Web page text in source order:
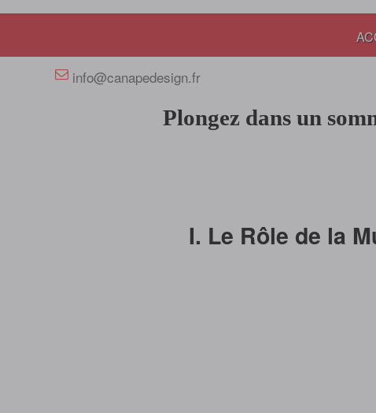
info@canapedesign.fr
Plongez dans un
I. Le Rôle de la